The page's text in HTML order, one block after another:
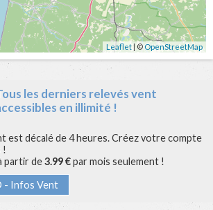
Leaflet | ©OpenStreetMap
les derniers relevés vent
en illimité !
est décalé de 4 heures. Créez votre compte
!
partir de3.99 €par mois seulement !
- Infos Vent